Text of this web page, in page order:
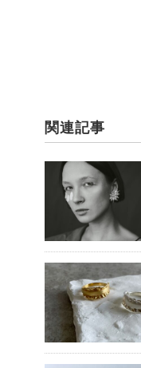
関連記事